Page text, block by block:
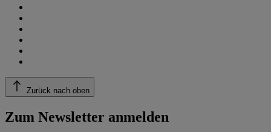
Zurück nach oben
Zum Newsletter anmelden